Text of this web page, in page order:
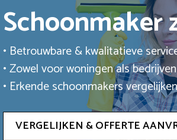
Schoonmaker
• Betrouwbare & kwalitatieve
• Zowel voor woningen als bedrijven
• Erkende schoonmakers vergelijken
VERGELIJKEN & OFFERTE